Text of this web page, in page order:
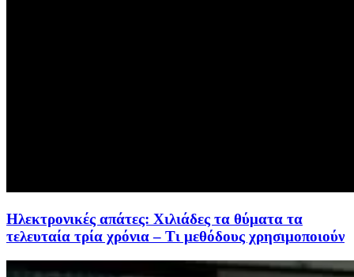
Ηλεκτρονικές απάτες: Χιλιάδες τα θύματα τα
τελευταία τρία χρόνια – Τι μεθόδους χρησιμοποιούν